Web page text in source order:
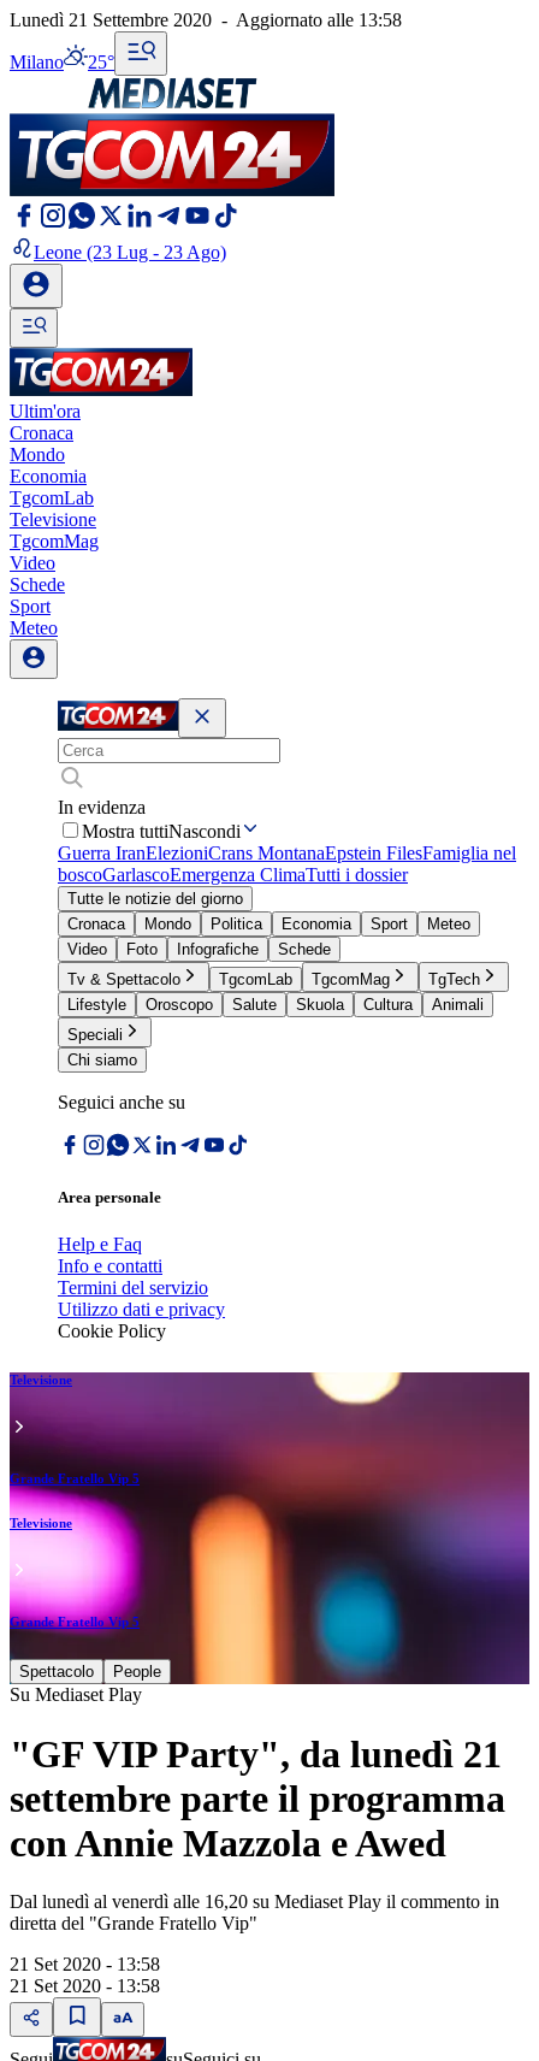
Lunedì 21 Settembre 2020 - Aggiornato alle 13:58
Milano 25°
Leone (23 Lug - 23 Ago)
Ultim'ora
Cronaca
Mondo
Economia
TgcomLab
Televisione
TgcomMag
Video
Schede
Sport
Meteo
In evidenza
Mostra tuttiNascondi
Guerra IranElezioniCrans MontanaEpstein FilesFamiglia nel
boscoGarlascoEmergenza ClimaTutti i dossier
Tutte le notizie del giorno
Cronaca
Mondo Politica Economia Sport
Meteo
Video
Foto Infografiche
Schede
Tv & Spettacolo
TgcomLab TgcomMag
TgTech
Lifestyle
Oroscopo Salute Skuola Cultura
Animali
Speciali
Chi siamo
Seguici anche su
Area personale
Help e Faq
Info e contatti
Termini del servizio
Utilizzo dati e privacy
Cookie Policy
Televisione
Grande Fratello Vip 5
Televisione
Grande Fratello Vip 5
Spettacolo People
Su Mediaset Play
"GF VIP Party", da lunedì 21
settembre parte il programma
con Annie Mazzola e Awed
Dal lunedì al venerdì alle 16,20 su Mediaset Play il commento in
diretta del "Grande Fratello Vip"
21 Set 2020 - 13:58
21 Set 2020 - 13:58